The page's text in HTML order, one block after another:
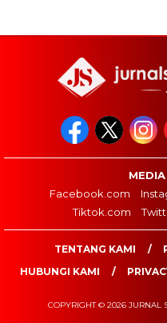
Facebook.com
Tiktok.com
TENTANG KAMI
HUBUNGI KAMI
COPYRIGHT © 2026 JURNAL